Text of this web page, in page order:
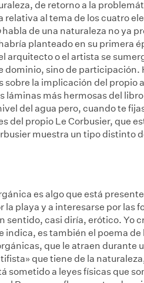
de retorno a la
al tema de los cuatro
habla de una naturaleza no ya
planteado en su primera
arquitecto o el artista se
dominio, sino de participación.
la implicación del propio
láminas más hermosas del
del agua pero, cuando te
del propio Le Corbusier, que
muestra un tipo distinto
es algo que está
playa y a interesarse por las
casi diría, erótico. Yo
indica, es también el poema de
que le atraen durante
que tiene de la
sometido a leyes físicas que